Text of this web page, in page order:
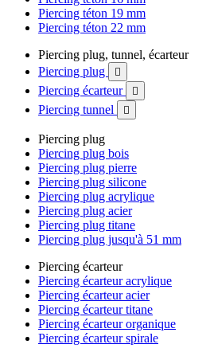
Piercing téton 19 mm
Piercing téton 22 mm
Piercing plug, tunnel, écarteur
Piercing plug

Piercing écarteur 
Piercing tunnel 
Piercing plug
Piercing plug bois
Piercing plug pierre
Piercing plug silicone
Piercing plug acrylique
Piercing plug acier
Piercing plug titane
Piercing plug jusqu'à 51 mm
Piercing écarteur
Piercing écarteur acrylique
Piercing écarteur acier
Piercing écarteur titane
Piercing écarteur organique
Piercing écarteur spirale